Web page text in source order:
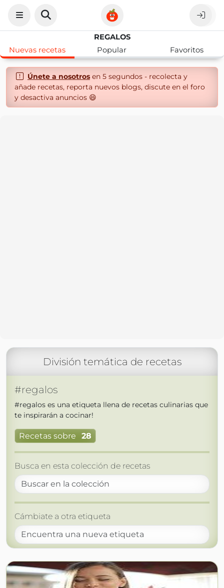
REGALOS
Nuevas recetas
Popular Favoritos
Únete a nosotrosen 5 segundos - recolecta y
añade recetas, reporta nuevos blogs, discute en el foro
y desactiva anuncios 😄
División temática de recetas
#regalos
#regalos es una etiqueta llena de recetas culinarias que
te inspirarán a cocinar!
Recetas sobre 28
Busca en esta colección de recetas
Cámbiate a otra etiqueta